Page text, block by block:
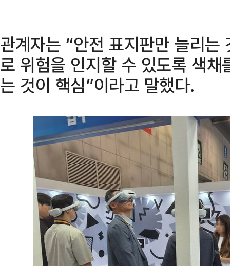
관계자는 “안전 표지판만 늘리
로 위험을 인지할 수 있도록 색
는 것이 핵심”이라고 말했다.